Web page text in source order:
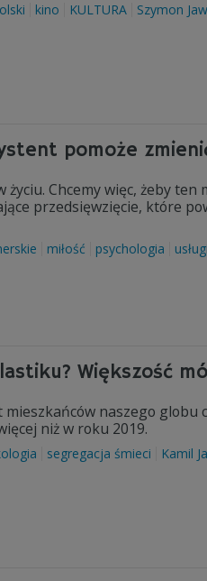
kino KULTURA Szymon
pomoże
Chcemy więc, żeby
przedsięwzięcie, które
miłość psychologia usługi
Większość
mieszkańców naszego
niż w roku 2019.
segregacja śmieci Kamil